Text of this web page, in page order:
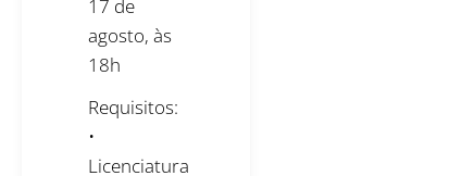
17 de
agosto, às
18h
Requisitos:
•
Licenciatura